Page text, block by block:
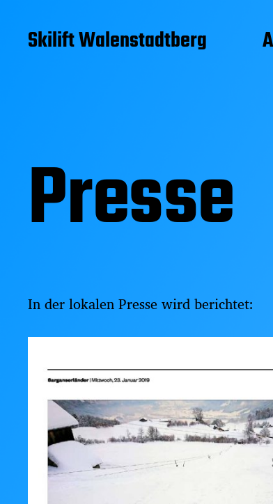
Skilift Walenstadtberg
Presse
In der lokalen Presse wird berichtet: